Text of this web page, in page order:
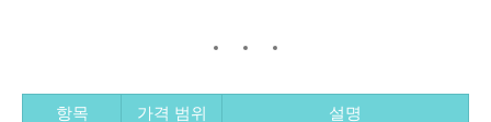
항목 가격 범위
설명